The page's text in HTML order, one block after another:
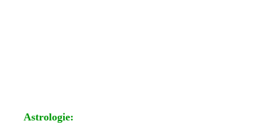
Astrologie: